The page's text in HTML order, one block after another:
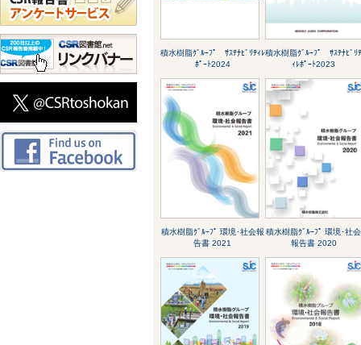
積水樹脂ｸﾞﾙｰﾌﾟ ｻｽﾃﾅﾋﾞﾘﾃｨﾚ
ﾎﾟｰﾄ2024
積水樹脂ｸﾞﾙｰﾌﾟ ｻｽﾃﾅﾋﾞﾘ
ｨﾚﾎﾟｰﾄ2023
積水樹脂ｸﾞﾙｰﾌﾟ 環境･社会報
告書 2021
積水樹脂ｸﾞﾙｰﾌﾟ 環境･社会
報告書 2020